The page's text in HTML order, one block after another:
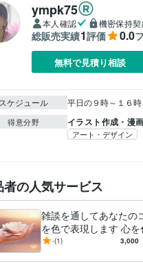
ympk75
本人確認 機密保持
総販売実績1評価 0.0
無料で見積り相談
スケジュール 平日の９時～１６
得意分野 イラスト作成・漫
アート・デザイン
者の人気サービス
雑談を通してあなたの
を色で表現します 心を
表現できる画家があな
-(1) 3,000